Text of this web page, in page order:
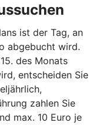
ist der Tag, an
abgebucht wird.
des Monats
entscheiden Sie
zahlen Sie
max. 10 Euro je